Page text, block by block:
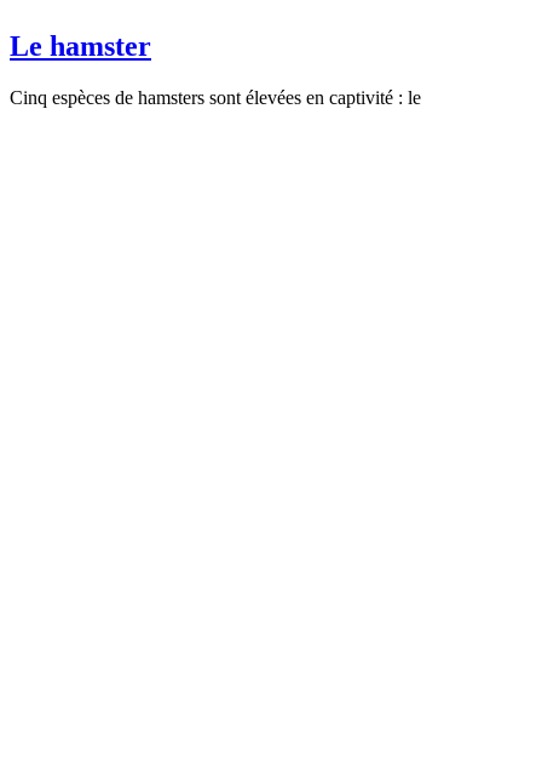
Le hamster
Cinq espèces de hamsters sont élevées en captivité : le